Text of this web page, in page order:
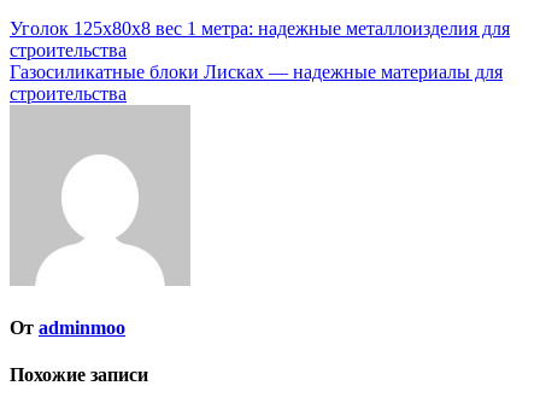
Навигация
по
записям
Уголок 125х80х8 вес 1 метра: надежные металлоизделия для
строительства
Газосиликатные блоки Лисках — надежные материалы для
строительства
От adminmoo
Похожие записи